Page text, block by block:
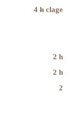
4 h clage
2 h
2 h
2